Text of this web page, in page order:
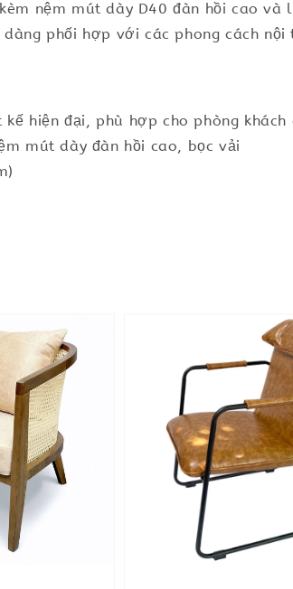
nệm mút dày D40 đàn hồi cao
phối hợp với các phong cách nội
hiện đại, phù hợp cho phòng khách
mút dày đàn hồi cao, bọc vải